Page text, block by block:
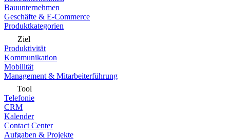
Bauunternehmen
Geschäfte & E-Commerce
Produktkategorien
Ziel
Produktivität
Kommunikation
Mobilität
Management & Mitarbeiterführung
Tool
Telefonie
CRM
Kalender
Contact Center
Aufgaben & Projekte